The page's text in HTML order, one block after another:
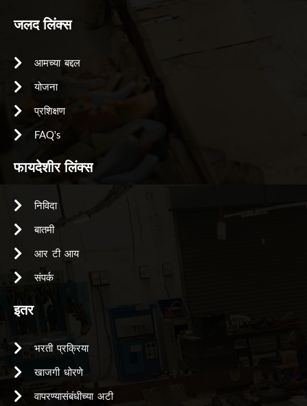
जलद लिंक्स
आमच्या बद्दल
योजना
प्रशिक्षण
FAQ's
फायदेशीर लिंक्स
निविदा
बातमी
आर टी आय
संपर्क
इतर
भरती प्रक्रिया
खाजगी धोरणे
वापरण्यासंबंधीच्या अटी